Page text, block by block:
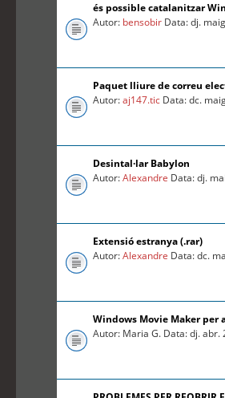
és possible catalanitzar
Autor: bensobir Data: dj.
Paquet lliure de correu
Autor:aj147.tic Data: dc.
Desintal·lar Babylon
Autor:Alexandre Data: dj.
Extensió estranya (.rar)
Autor:Alexandre Data: dc.
Windows Movie Maker per
Autor: Maria G. Data: dj. abr.